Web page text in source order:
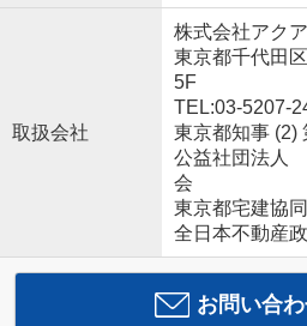
取扱会社
株式会社アク
東京都千代田
5F
TEL:03-5207-
東京都知事 (2)
公益社団法人
会
東京都宅建協
全日本不動産
お問い合